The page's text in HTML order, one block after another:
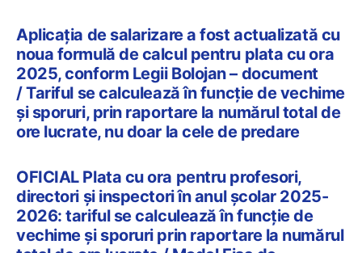
Aplicația de salarizare a fost actualizată cu
noua formulă de calcul pentru plata cu ora
2025, conform Legii Bolojan – document
/ Tariful se calculează în funcție de vechime
și sporuri, prin raportare la numărul total de
ore lucrate, nu doar la cele de predare
OFICIAL Plata cu ora pentru profesori,
directori și inspectori în anul școlar 2025-
2026: tariful se calculează în funcție de
vechime și sporuri prin raportare la numărul